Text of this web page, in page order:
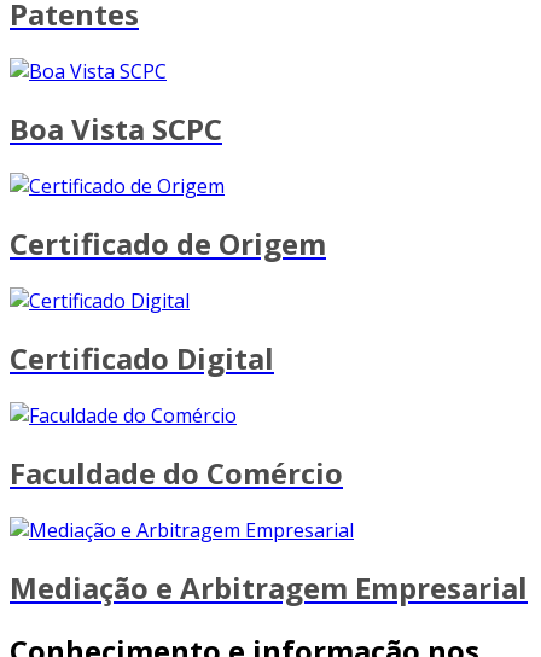
Patentes
Boa Vista SCPC
Certificado de Origem
Certificado Digital
Faculdade do Comércio
Mediação e Arbitragem Empresarial